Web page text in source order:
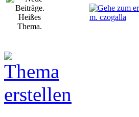
m. czogalla